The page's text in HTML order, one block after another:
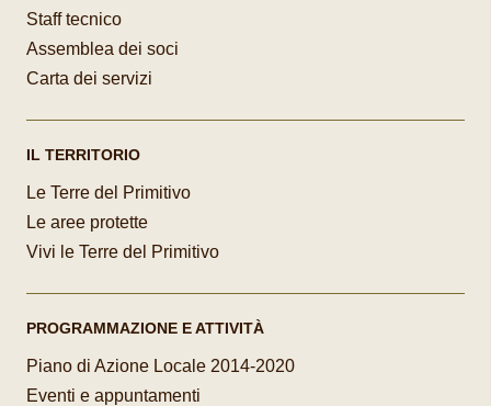
Staff tecnico
Assemblea dei soci
Carta dei servizi
IL TERRITORIO
Le Terre del Primitivo
Le aree protette
Vivi le Terre del Primitivo
PROGRAMMAZIONE E ATTIVITÀ
Piano di Azione Locale 2014-2020
Eventi e appuntamenti